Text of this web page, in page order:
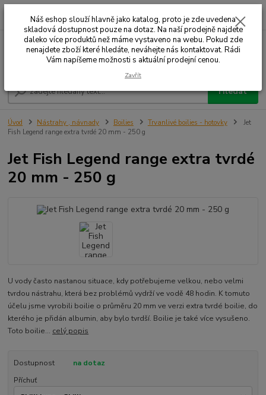
Menu
Hledat
+420 732 707 573 za
Úvod Nástrahy , návnady Boilies Trvanlivé boilies - hotovky
Jet
Fish Legend range extra tvrdé 20 mm - 250 g
Jet Fish Legend range extra tvrdé
20 mm - 250 g
U vody často nastanou situace, kdy potřebujeme velkou, nebo velmi
tvrdou nástrahu, která bez problémů vydrží ve vodě 48 hodin. K tomuto
účelu jsme vyrobili boilie o průměru 20 mm ve verzi extra tvrdé boilie, do
kterého je přidán albumin, aby bylo tvrdší. Boilie je také více vysušeno.
Toto boilie... celý popis
Dostupnost
na dotaz
Příchuť
Náš eshop slouží hlavně jako katalog, proto je zde uvedena
skladová dostupnost pouze na dotaz. Na naší prodejně najdete
daleko více produktů než máme vystaveno na webu. Pokud zde
nenajdete zboží které hledáte, neváhejte nás kontaktovat. Rádi
Vám napíšeme možnosti s aktuální prodejní cenou.
Zavřít